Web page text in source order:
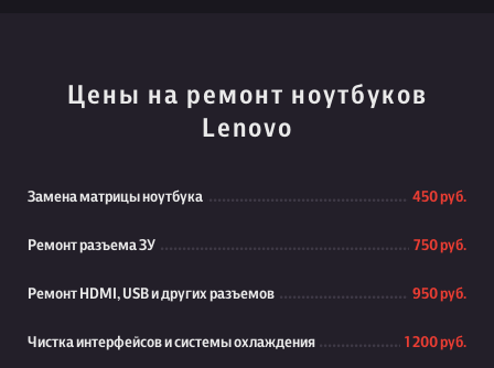
Цены на ремонт ноутбуков
Lenovo
Замена матрицы ноутбука 450 руб.
Ремонт разъема ЗУ 750 руб.
Ремонт HDMI, USB и других разъемов 950 руб.
Чистка интерфейсов и системы охлаждения 1 200 руб.